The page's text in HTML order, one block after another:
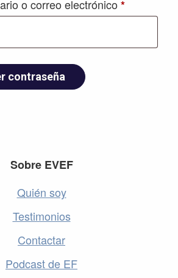
o correo electrónico *Obligatorio
contraseña
Sobre EVEF
Quién soy
Testimonios
Contactar
Podcast de EF